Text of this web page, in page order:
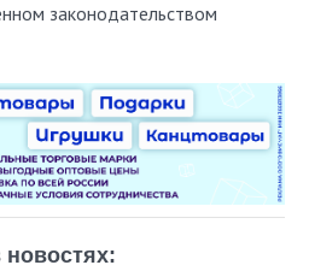
законодательством
новостях: